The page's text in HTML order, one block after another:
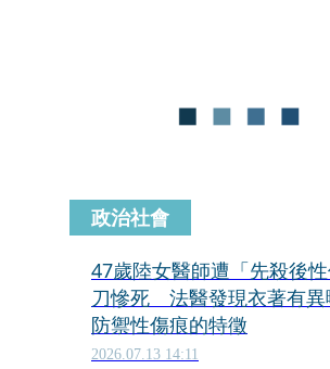
政治社會
47歲陸女醫師遭「先殺後
刀慘死 法醫發現衣著有異
防禦性傷痕的特徵
2026.07.13 14:11